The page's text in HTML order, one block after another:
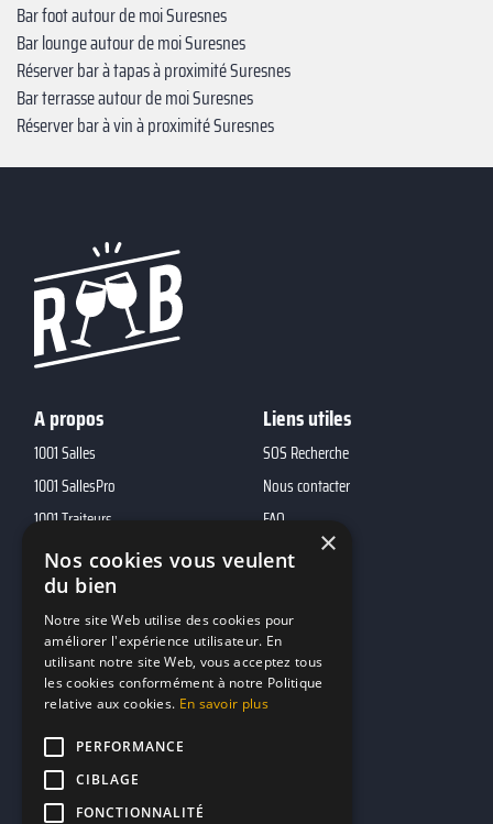
Bar foot autour de moi Suresnes
Bar lounge autour de moi Suresnes
Réserver bar à tapas à proximité Suresnes
Bar terrasse autour de moi Suresnes
Réserver bar à vin à proximité Suresnes
A propos
1001 Salles
1001 SallesPro
1001 Traiteurs
1001 DJ
10h01
MP2
Liens utiles
SOS Recherche
Nous contacter
FAQ
Contacts
marketing@reserverunbar.fr
11 rue Maurice Grandcoing
94200 Ivry-sur-Seine
×
Nos cookies vous veulent
du bien
Notre site Web utilise des cookies pour
améliorer l'expérience utilisateur. En
utilisant notre site Web, vous acceptez tous
les cookies conformément à notre Politique
relative aux cookies. En savoir plus
PERFORMANCE
CIBLAGE
FONCTIONNALITÉ